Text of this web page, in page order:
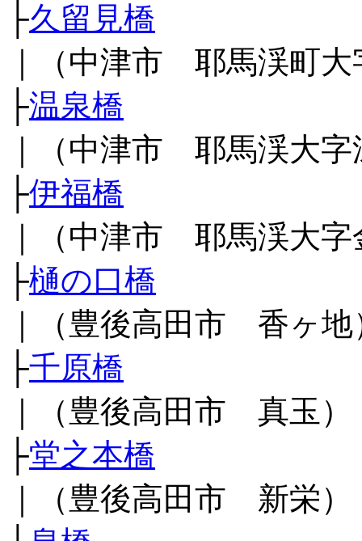
├久留見橋
｜（中津市 耶馬渓町大
├温泉橋
｜（中津市 耶馬渓大字
├伊福橋
｜（中津市 耶馬渓大字
├樋の口橋
｜（豊後高田市 香ヶ地
├千原橋
｜（豊後高田市 真玉）
├堂之本橋
｜（豊後高田市 新栄）